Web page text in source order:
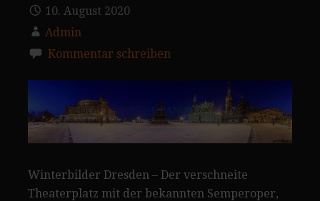
10. August 2020
Admin
Kommentar schreiben
Winterbilder Dresden – Der verschneite
Theaterplatz mit der bekannten Semperoper,